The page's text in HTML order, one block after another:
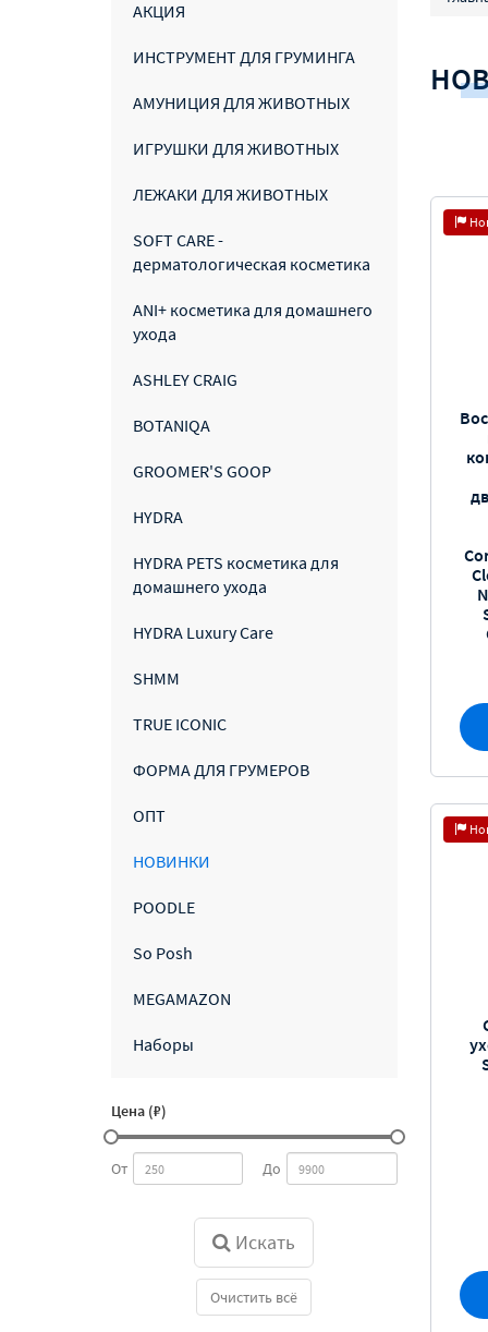
АКЦИЯ
ИНСТРУМЕНТ ДЛЯ ГРУМИНГА
АМУНИЦИЯ ДЛЯ ЖИВОТНЫХ
ИГРУШКИ ДЛЯ ЖИВОТНЫХ
ЛЕЖАКИ ДЛЯ ЖИВОТНЫХ
SOFT CARE -
дерматологическая косметика
ANI+ косметика для домашнего
ухода
ASHLEY CRAIG
BOTANIQA
GROOMER'S GOOP
HYDRA
HYDRA PETS косметика для
домашнего ухода
HYDRA Luxury Care
SHMM
TRUE ICONIC
ФОРМА ДЛЯ ГРУМЕРОВ
ОПТ
НОВИНКИ
POODLE
So Posh
MEGAMAZON
Наборы
Цена (₽)
От До
Искать
Очистить всё